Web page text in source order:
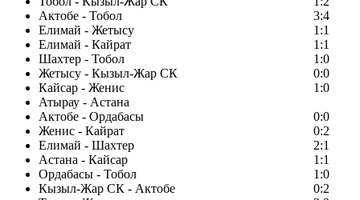
Актобе - Тобол
3:4
Елимай - Жетысу
1:1
Елимай - Кайрат
1:1
Шахтер - Тобол
1:0
Жетысу - Кызыл-Жар СК
0:0
Кайсар - Женис
1:0
Атырау - Астана
Актобе - Ордабасы
0:0
Женис - Кайрат
0:2
Елимай - Шахтер
2:1
Астана - Кайсар
1:1
Ордабасы - Тобол
1:0
Кызыл-Жар СК - Актобе
0:2